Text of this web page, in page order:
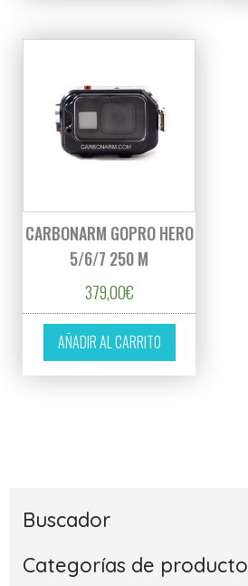
CARBONARM GOPRO HERO
5/6/7 250 M
379,00€
AÑADIR AL CARRITO
Buscador
Categorías de producto